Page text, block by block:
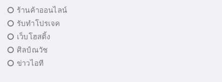
ร้านค้าออนไลน์
รับทำโปรเจค
เว็บโฮสติ้ง
ศิลป์ณวัช
ข่าวไอที